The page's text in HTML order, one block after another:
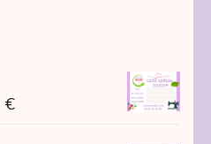
€Plage